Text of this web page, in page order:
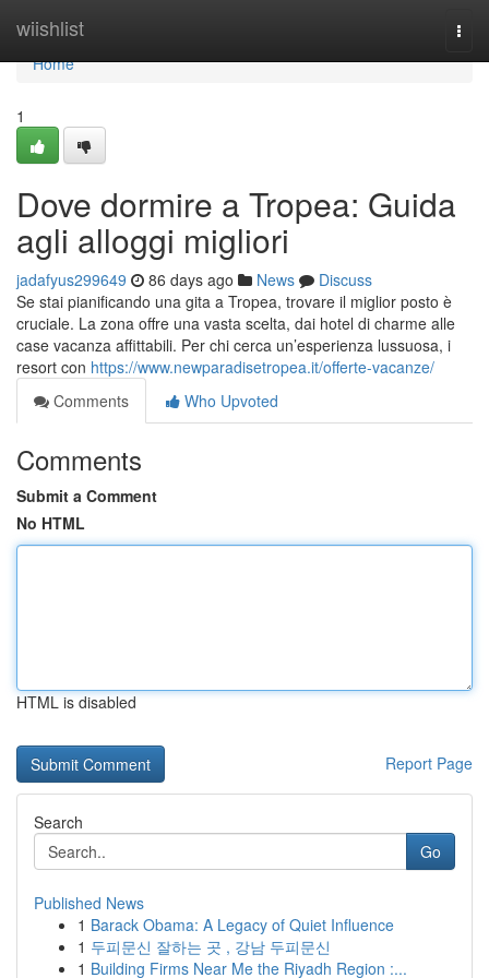
wiishlist
Home
Home
1
Dove dormire a Tropea: Guida
agli alloggi migliori
jadafyus299649 86 days ago News
Discuss
Se stai pianificando una gita a Tropea, trovare il miglior posto è
cruciale. La zona offre una vasta scelta, dai hotel di charme alle
case vacanza affittabili. Per chi cerca un’esperienza lussuosa, i
resort con https://www.newparadisetropea.it/offerte-vacanze/
Comments
Who Upvoted
Comments
Submit a Comment
No HTML
HTML is disabled
Report Page
Search
Go
Published News
1 Barack Obama: A Legacy of Quiet Influence
1 두피문신 잘하는 곳 , 강남 두피문신
1 Building Firms Near Me the Riyadh Region :...